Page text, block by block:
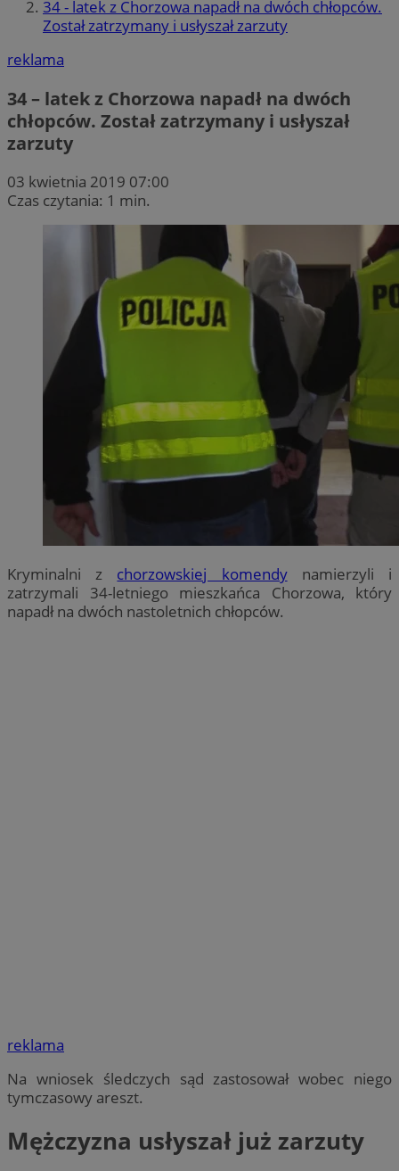
34 - latek z Chorzowa napadł na dwóch chłopców.
Został zatrzymany i usłyszał zarzuty
reklama
34 – latek z Chorzowa napadł na dwóch
chłopców. Został zatrzymany i usłyszał
zarzuty
03 kwietnia 2019 07:00
Czas czytania: 1 min.
Kryminalni z chorzowskiej komendynamierzyli i
zatrzymali 34-letniego mieszkańca Chorzowa, który
napadł na dwóch nastoletnich chłopców.
reklama
Na wniosek śledczych sąd zastosował wobec niego
tymczasowy areszt.
Mężczyzna usłyszał już zarzuty